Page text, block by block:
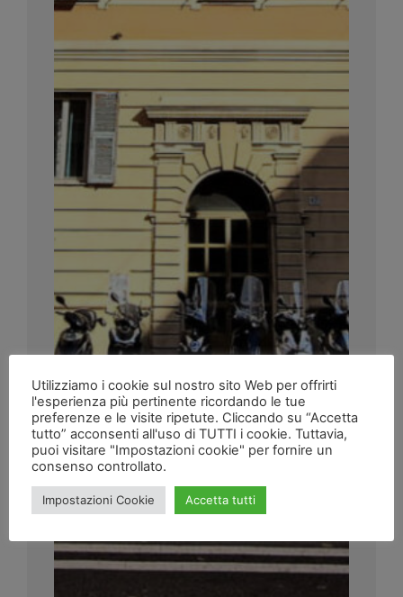
Utilizziamo i cookie sul nostro sito Web per offrirti
l'esperienza più pertinente ricordando le tue
preferenze e le visite ripetute. Cliccando su “Accetta
tutto” acconsenti all'uso di TUTTI i cookie. Tuttavia,
puoi visitare "Impostazioni cookie" per fornire un
consenso controllato.
Impostazioni Cookie Accetta tutti